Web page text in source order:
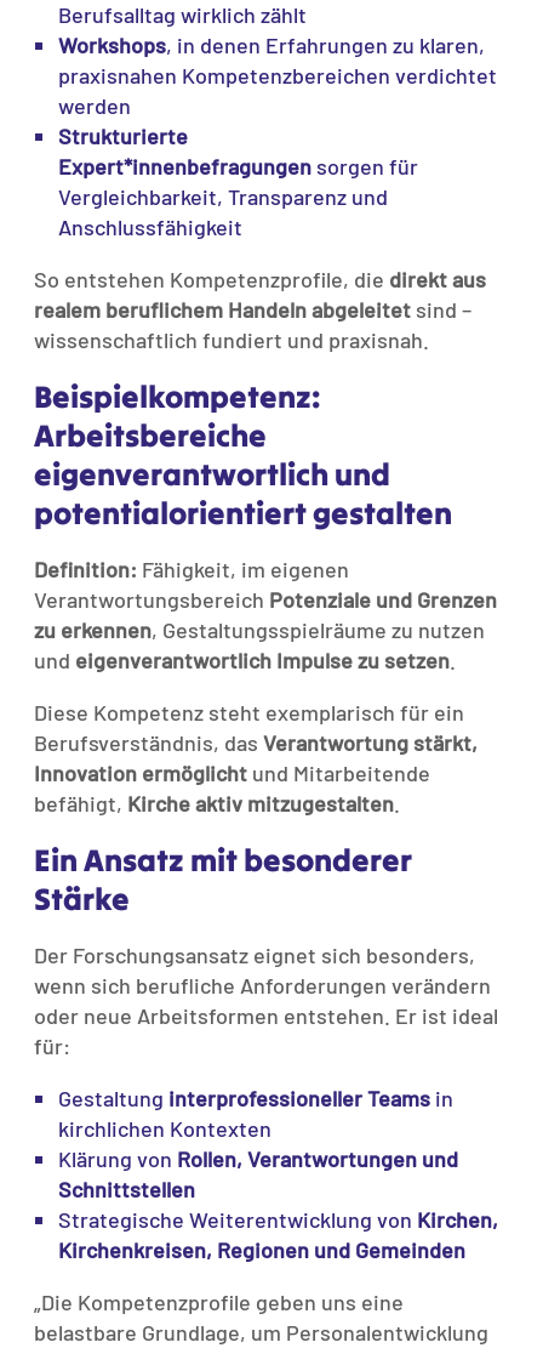
Berufsalltag wirklich zählt
Workshops, in denen Erfahrungen zu klaren,
praxisnahen Kompetenzbereichen verdichtet
werden
Strukturierte
Expert*innenbefragungen sorgen für
Vergleichbarkeit, Transparenz und
Anschlussfähigkeit
So entstehen Kompetenzprofile, die direkt aus
realem beruflichem Handeln abgeleitet sind –
wissenschaftlich fundiert und praxisnah.
Beispielkompetenz:
Arbeitsbereiche
eigenverantwortlich und
potentialorientiert gestalten
Definition: Fähigkeit, im eigenen
Verantwortungsbereich Potenziale und Grenzen
zu erkennen, Gestaltungsspielräume zu nutzen
und eigenverantwortlich Impulse zu setzen
Diese Kompetenz steht exemplarisch für ein
Berufsverständnis, das Verantwortung stärkt,
Innovation ermöglicht und Mitarbeitende
befähigt, Kirche aktiv mitzugestalten
Ein Ansatz mit besonderer
Stärke
Der Forschungsansatz eignet sich besonders,
wenn sich berufliche Anforderungen verändern
oder neue Arbeitsformen entstehen. Er ist ideal
für:
Gestaltung interprofessioneller Teams in
kirchlichen Kontexten
Klärung von Rollen, Verantwortungen und
Schnittstellen
Strategische Weiterentwicklung von Kirchen,
Kirchenkreisen, Regionen und Gemeinden
„Die Kompetenzprofile geben uns eine
belastbare Grundlage, um Personalentwicklung